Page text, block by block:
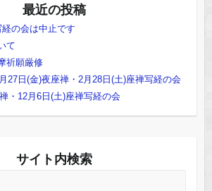
最近の投稿
の会は中止です
て
祈願厳修
27日(金)夜座禅・2月28日(土)座禅写経の会
・12月6日(土)座禅写経の会
サイト内検索